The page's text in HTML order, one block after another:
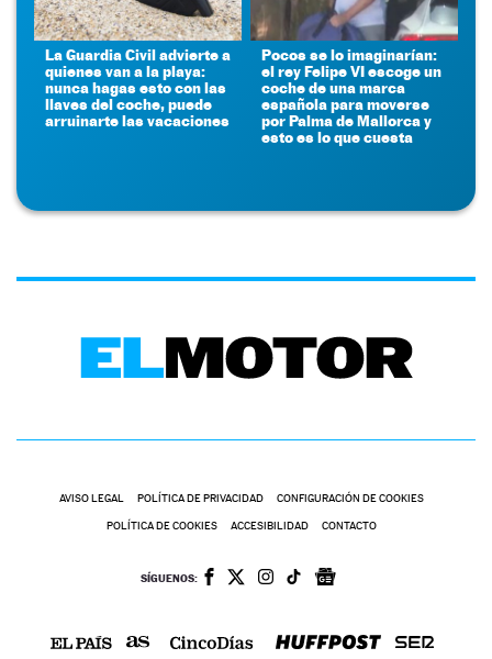
La Guardia Civil advierte a
quienes van a la playa:
nunca hagas esto con las
llaves del coche, puede
arruinarte las vacaciones
Pocos se lo imaginarían:
el rey Felipe VI escoge un
coche de una marca
española para moverse
por Palma de Mallorca y
esto es lo que cuesta
AVISO LEGAL POLÍTICA DE PRIVACIDAD CONFIGURACIÓN DE COOKIES
POLÍTICA DE COOKIES ACCESIBILIDAD CONTACTO
SÍGUENOS: